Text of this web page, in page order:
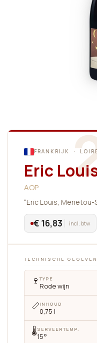
FRANKRIJK ·
Eric
AOP
“Eric Louis,
€ 16,83 incl. btw
TECHNISCHE
🍷 TYPE
Rode wijn
📏INHOUD
0,75 l
🌡SERVEERTEMP.
15°